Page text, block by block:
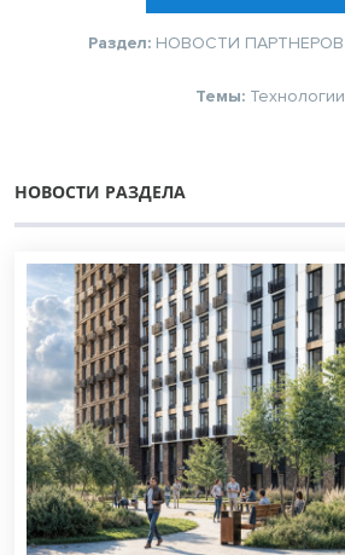
Раздел: НОВОСТИ ПАРТНЕРОВ
Темы: Технологии
НОВОСТИ РАЗДЕЛА